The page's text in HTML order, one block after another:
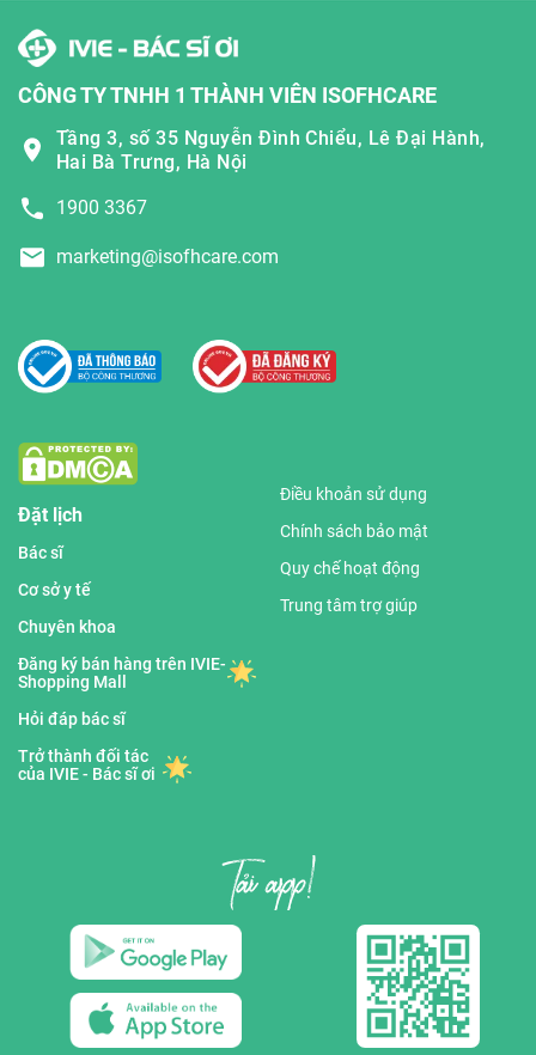
CÔNG TY TNHH 1 THÀNH VIÊN ISOFHCARE
Tầng 3, số 35 Nguyễn Đình Chiểu, Lê Đại Hành,
Hai Bà Trưng, Hà Nội
1900 3367
marketing@isofhcare.com
Đặt lịch
Bác sĩ
Cơ sở y tế
Chuyên khoa
Đăng ký bán hàng trên IVIE-
Shopping Mall
Hỏi đáp bác sĩ
Trở thành đối tác
của IVIE - Bác sĩ ơi
Điều khoản sử dụng
Chính sách bảo mật
Quy chế hoạt động
Trung tâm trợ giúp